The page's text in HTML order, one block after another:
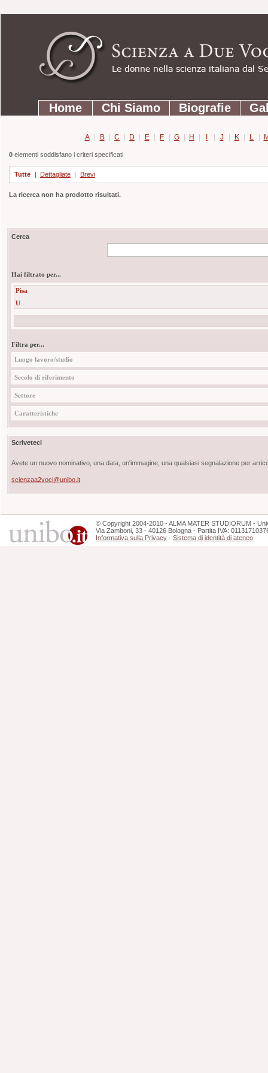
contenuti.
Strumenti
personali
SezioniHome Chi Siamo Biografie
A | B | C | D | E | F | G | H | I | J | K | L |
0elementi soddisfano i criteri specificati
Tutte | Dettagliate | Brevi
La ricerca non ha prodotto risultati.
Cerca
Hai filtrato per...
Pisa
U
Filtra per...
Luogo lavoro/studio
Secolo di riferimento
Settore
Caratteristiche
Scriveteci
Avete un nuovo nominativo, una data, un'immagine, una qualsiasi segnalazione per
scienzaa2voci@unibo.it
©Copyright 2004-2010 - ALMA MATER STUDIORUM -
Via Zamboni, 33 - 40126 Bologna - Partita IVA:
Informativa sulla Privacy -Sistema di identità di ateneo